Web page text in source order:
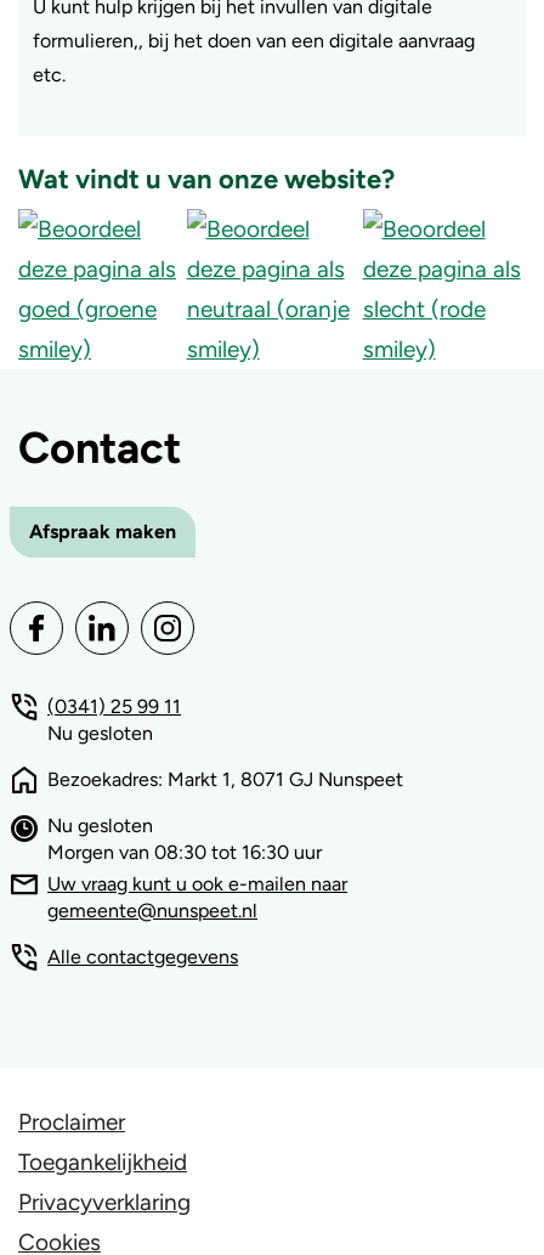
U kunt hulp krijgen bij het invullen van digitale
formulieren,, bij het doen van een digitale aanvraag
etc.
Wat vindt u van onze website?
Contact
Afspraak maken
(0341) 25 99 11
Nu gesloten
Bezoekadres: Markt 1, 8071 GJ Nunspeet
Nu gesloten
Morgen van 08:30 tot 16:30 uur
Uw vraag kunt u ook e-mailen naar
gemeente@nunspeet.nl
Alle contactgegevens
Proclaimer
Toegankelijkheid
Privacyverklaring
Cookies